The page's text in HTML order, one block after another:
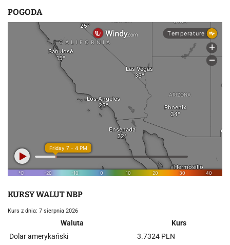
POGODA
KURSY WALUT NBP
Kurs z dnia: 7 sierpnia 2026
Waluta
Kurs
Dolar amerykański
3.7324 PLN